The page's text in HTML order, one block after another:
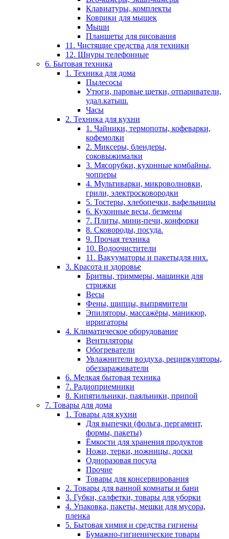
Клавиатуры, комплекты
Коврики для мышек
Мыши
Планшеты для рисования
11. Чистящие средства для техники
12. Шнуры телефонные
6. Бытовая техника
1. Техника для дома
Пылесосы
Утюги, паровые щетки, отпариватели,
удал.катыш.
Часы
2. Техника для кухни
1. Чайники, термопоты, кофеварки,
кофемолки
2. Миксеры, блендеры,
соковыжималки
3. Мясорубки, кухонные комбайны,
чопперы
4. Мультиварки, микроволновки,
грили, электросковородки
5. Тостеры, хлебопечки, вафельницы
6. Кухонные весы, безмены
7. Плиты, мини-печи, конфорки
8. Сковороды, посуда.
9. Прочая техника
10. Водоочистители
11. Вакууматоры и пакетыдля них.
3. Красота и здоровье
Бритвы, триммеры, машинки для
стрижки
Весы
Фены, щипцы, выпрямители
Эпиляторы, массажёры, маникюр,
ирригаторы
4. Климатическое оборудование
Вентиляторы
Обогреватели
Увлажнители воздуха, рециркуляторы,
обеззараживатели
6. Мелкая бытовая техника
7. Радиоприемники
8. Кипятильники, паяльники, припой
7. Товары для дома
1. Товары для кухни
Для выпечки (фольга, пергамент,
формы, пакеты)
Ёмкости для хранения продуктов
Ножи, терки, ножницы, доски
Одноразовая посуда
Прочие
Товары для консервирования
2. Товары для ванной комнаты и бани
3. Губки, салфетки, товары для уборки
4. Упаковка, пакеты, мешки для мусора,
пленка
5. Бытовая химия и средства гигиены
Бумажно-гигиенические товары